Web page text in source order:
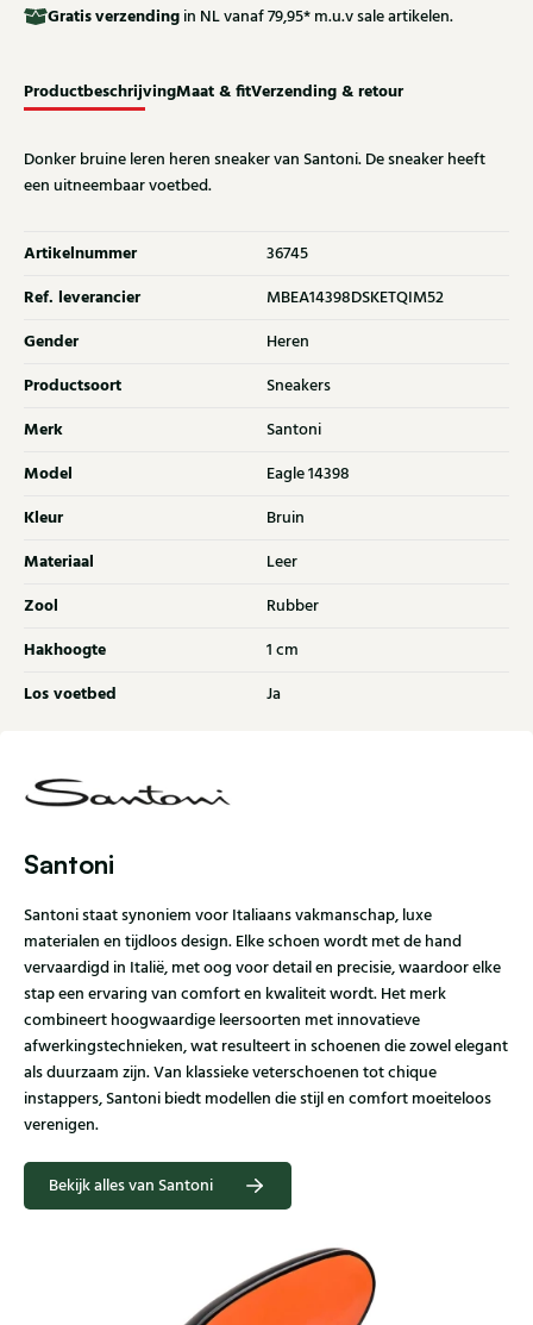
Gratisverzending in NL vanaf 79,95* m.u.v sale artikelen.
ProductbeschrijvingMaat & fitVerzending & retour
Donker bruine leren heren sneaker van Santoni. De sneaker heeft
een uitneembaar voetbed.
Artikelnummer 36745
Ref. leverancier MBEA14398DSKETQIM52
Gender Heren
Productsoort Sneakers
Merk Santoni
Model Eagle 14398
Kleur Bruin
Materiaal Leer
Zool Rubber
Hakhoogte 1 cm
Los voetbed Ja
Santoni
Santoni staat synoniem voor Italiaans vakmanschap, luxe
materialen en tijdloos design. Elke schoen wordt met de hand
vervaardigd in Italië, met oog voor detail en precisie, waardoor elke
stap een ervaring van comfort en kwaliteit wordt. Het merk
combineert hoogwaardige leersoorten met innovatieve
afwerkingstechnieken, wat resulteert in schoenen die zowel elegant
als duurzaam zijn. Van klassieke veterschoenen tot chique
instappers, Santoni biedt modellen die stijl en comfort moeiteloos
verenigen.
Bekijk alles van Santoni